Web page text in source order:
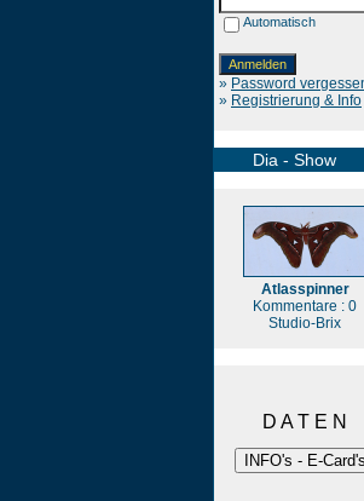
Automatisch
» Password
» Registrierung & Info
Dia - Show
Atlasspinner
Kommentare : 0
Studio-Brix
D A T E N